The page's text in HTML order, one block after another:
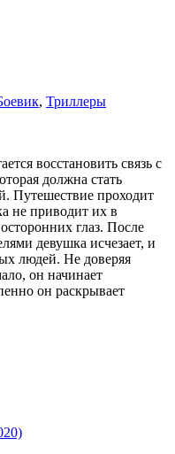
, Триллеры
восстановить связь с
должна стать
Путешествие проходит
не приводит их в
глаз. После
девушка исчезает, и
людей. Не доверяя
он начинает
он раскрывает